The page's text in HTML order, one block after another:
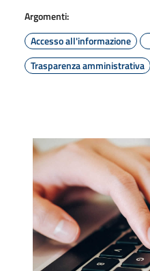
Argomenti:
Accesso all'informazione
Trasparenza amministrativa